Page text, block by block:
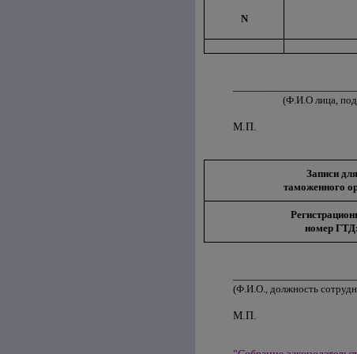
N
(Ф.И.О лица,
М.П.
Записи для
таможенного
номер ГТД:
(Ф.И.О., должность
М.П.